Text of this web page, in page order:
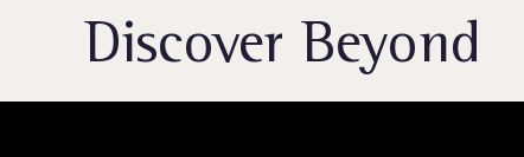
Discover Beyond